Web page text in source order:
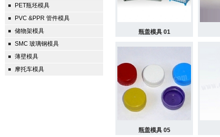
PET瓶坯模具
PVC &PPR 管件模具
储物架模具
SMC 玻璃钢模具
薄壁模具
摩托车模具
瓶盖模具 01
瓶盖模具 05